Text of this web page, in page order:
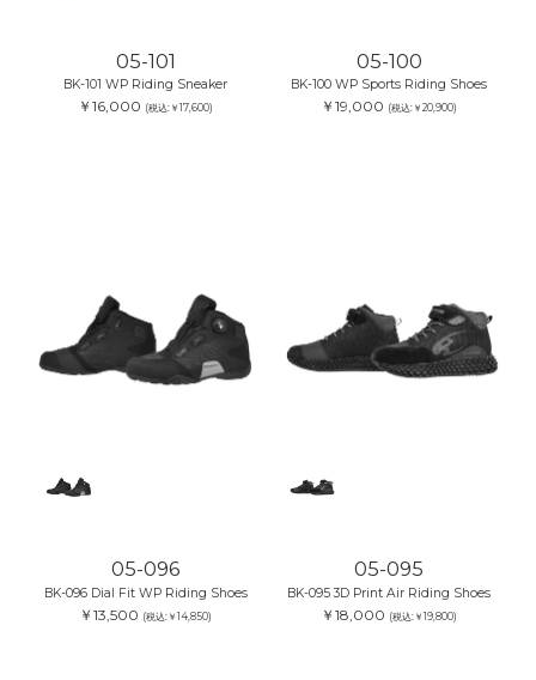
05-101
BK-101 WP Riding Sneaker
￥16,000 (税込:￥17,600)
05-100
BK-100 WP Sports Riding Shoes
￥19,000 (税込:￥20,900)
05-096
BK-096 Dial Fit WP Riding Shoes
￥13,500 (税込:￥14,850)
05-095
BK-095 3D Print Air Riding Shoes
￥18,000 (税込:￥19,800)